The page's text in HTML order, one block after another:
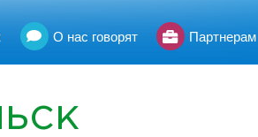
О нас говорят Партнерам